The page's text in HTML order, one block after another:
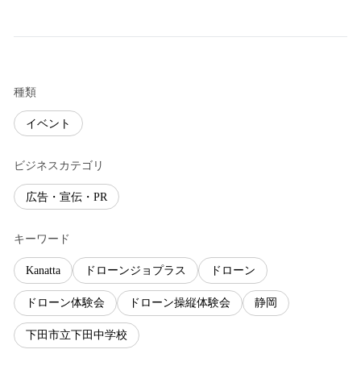
種類
イベント
ビジネスカテゴリ
広告・宣伝・PR
キーワード
Kanatta ドローンジョプラス ドローン
ドローン体験会 ドローン操縦体験会 静岡
下田市立下田中学校